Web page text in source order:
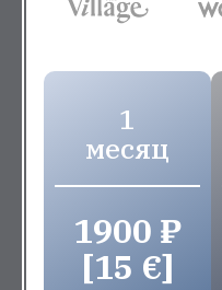
1
месяц
1900 ₽
[15 €]